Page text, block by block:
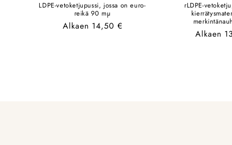
LDPE-vetoketjupussi, jossa on euro-
reikä 90 mµ
Normaalihinta
Alkaen 14,50 €
rLDPE-
Normaali
Alkaen